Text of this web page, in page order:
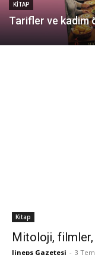
KITAP
Tarifler ve kadim
Kitap
Mitoloji,
Jineps Gazetesi - 3